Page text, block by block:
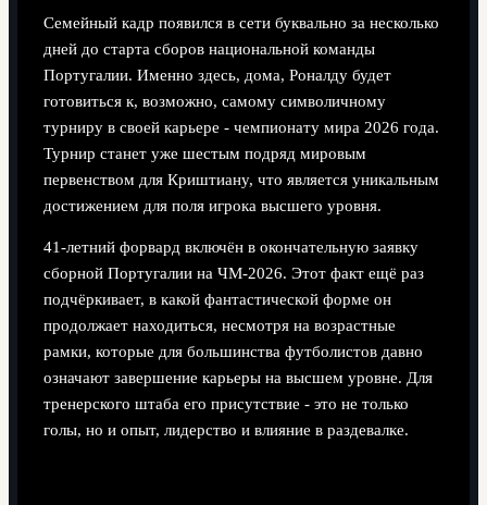
Семейный кадр появился в сети буквально за несколько
дней до старта сборов национальной команды
Португалии. Именно здесь, дома, Роналду будет
готовиться к, возможно, самому символичному
турниру в своей карьере - чемпионату мира 2026 года.
Турнир станет уже шестым подряд мировым
первенством для Криштиану, что является уникальным
достижением для поля игрока высшего уровня.
41‑летний форвард включён в окончательную заявку
сборной Португалии на ЧМ‑2026. Этот факт ещё раз
подчёркивает, в какой фантастической форме он
продолжает находиться, несмотря на возрастные
рамки, которые для большинства футболистов давно
означают завершение карьеры на высшем уровне. Для
тренерского штаба его присутствие - это не только
голы, но и опыт, лидерство и влияние в раздевалке.